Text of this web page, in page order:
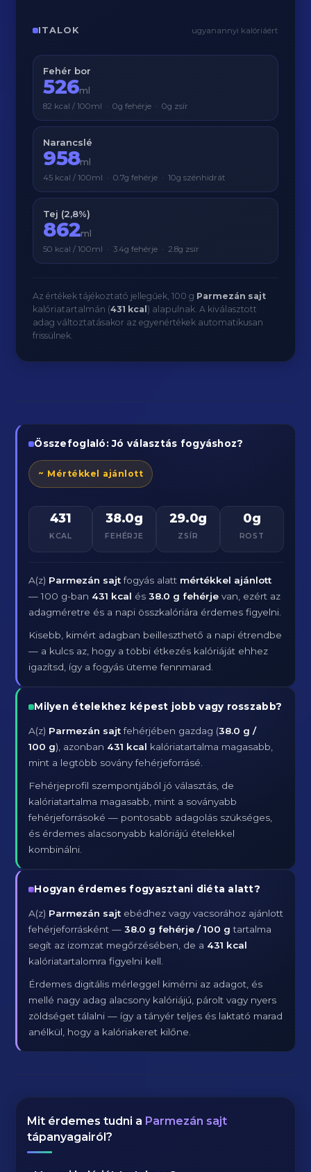
ITALOK ugyanannyi kalóriáért
Fehér bor
526ml
82 kcal / 100ml · 0g fehérje · 0g zsír
Narancslé
958ml
45 kcal / 100ml · 0.7g fehérje · 10g szénhidrát
Tej (2,8%)
862ml
50 kcal / 100ml · 3.4g fehérje · 2.8g zsír
Az értékek tájékoztató jellegűek, 100 g Parmezán sajt
kalóriatartalmán (431 kcal ) alapulnak. A kiválasztott
adag változtatásakor az egyenértékek automatikusan
frissülnek.
Összefoglaló: Jó választás fogyáshoz?
~ Mértékkel ajánlott
431
KCAL
38.0g
FEHÉRJE
29.0g
ZSÍR
0g
ROST
A(z) Parmezán sajtfogyás alatt mértékkel ajánlott
— 100 g-ban 431 kcal és38.0 g fehérje van, ezért az
adagméretre és a napi összkalóriára érdemes figyelni.
Kisebb, kimért adagban beilleszthető a napi étrendbe
— a kulcs az, hogy a többi étkezés kalóriáját ehhez
igazítsd, így a fogyás üteme fennmarad.
Milyen ételekhez képest jobb vagy rosszabb?
A(z) Parmezán sajtfehérjében gazdag (38.0 g /
100 g), azonban 431 kcal kalóriatartalma magasabb,
mint a legtöbb sovány fehérjeforrásé.
Fehérjeprofil szempontjából jó választás, de
kalóriatartalma magasabb, mint a soványabb
fehérjeforrásoké — pontosabb adagolás szükséges,
és érdemes alacsonyabb kalóriájú ételekkel
kombinálni.
Hogyan érdemes fogyasztani diéta alatt?
A(z) Parmezán sajt ebédhez vagy vacsorához ajánlott
fehérjeforrásként —38.0 g fehérje / 100 g tartalma
segít az izomzat megőrzésében, de a 431 kcal
kalóriatartalomra figyelni kell.
Érdemes digitális mérleggel kimérni az adagot, és
mellé nagy adag alacsony kalóriájú, párolt vagy nyers
zöldséget tálalni — így a tányér teljes és laktató marad
anélkül, hogy a kalóriakeret kilőne.
Mit érdemes tudni a Parmezán sajt
tápanyagairól?